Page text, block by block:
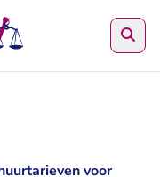
voor